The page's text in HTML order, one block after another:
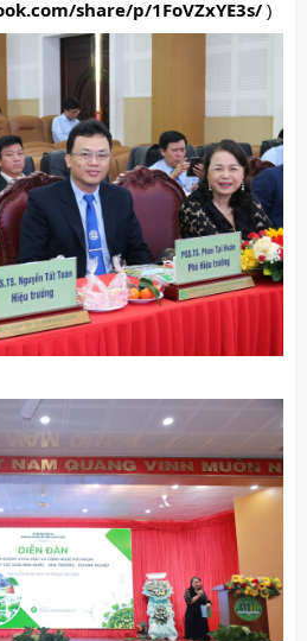
share/p/1FoVZxYE3s/ )